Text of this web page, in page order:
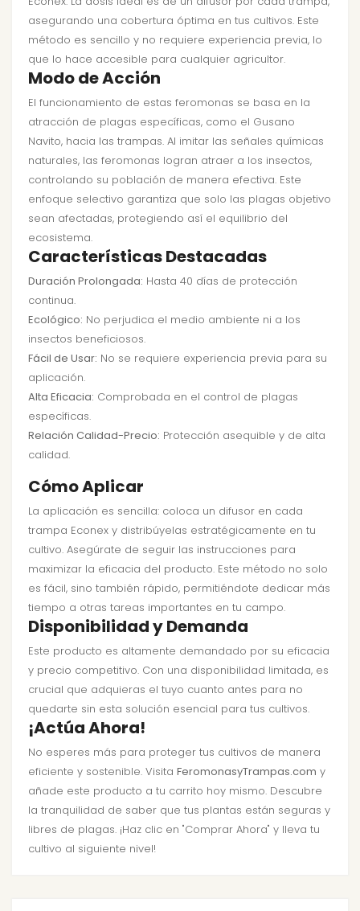
asegurando una cobertura óptima en tus cultivos. Este
método es sencillo y no requiere experiencia previa, lo
que lo hace accesible para cualquier agricultor.
Modo de Acción
El funcionamiento de estas feromonas se basa en la
atracción de plagas específicas, como el Gusano
Navito, hacia las trampas. Al imitar las señales químicas
naturales, las feromonas logran atraer a los insectos,
controlando su población de manera efectiva. Este
enfoque selectivo garantiza que solo las plagas objetivo
sean afectadas, protegiendo así el equilibrio del
ecosistema.
Características Destacadas
Duración Prolongada: Hasta 40 días de protección
continua.
Ecológico: No perjudica el medio ambiente ni a los
insectos beneficiosos.
Fácil de Usar: No se requiere experiencia previa para su
aplicación.
Alta Eficacia: Comprobada en el control de plagas
específicas.
Relación Calidad-Precio: Protección asequible y de alta
calidad.
Cómo Aplicar
La aplicación es sencilla: coloca un difusor en cada
trampa Econex y distribúyelas estratégicamente en tu
cultivo. Asegúrate de seguir las instrucciones para
maximizar la eficacia del producto. Este método no solo
es fácil, sino también rápido, permitiéndote dedicar más
tiempo a otras tareas importantes en tu campo.
Disponibilidad y Demanda
Este producto es altamente demandado por su eficacia
y precio competitivo. Con una disponibilidad limitada, es
crucial que adquieras el tuyo cuanto antes para no
quedarte sin esta solución esencial para tus cultivos.
¡Actúa Ahora!
No esperes más para proteger tus cultivos de manera
eficiente y sostenible. Visita FeromonasyTrampas.com y
añade este producto a tu carrito hoy mismo. Descubre
la tranquilidad de saber que tus plantas están seguras y
libres de plagas. ¡Haz clic en "Comprar Ahora" y lleva tu
cultivo al siguiente nivel!